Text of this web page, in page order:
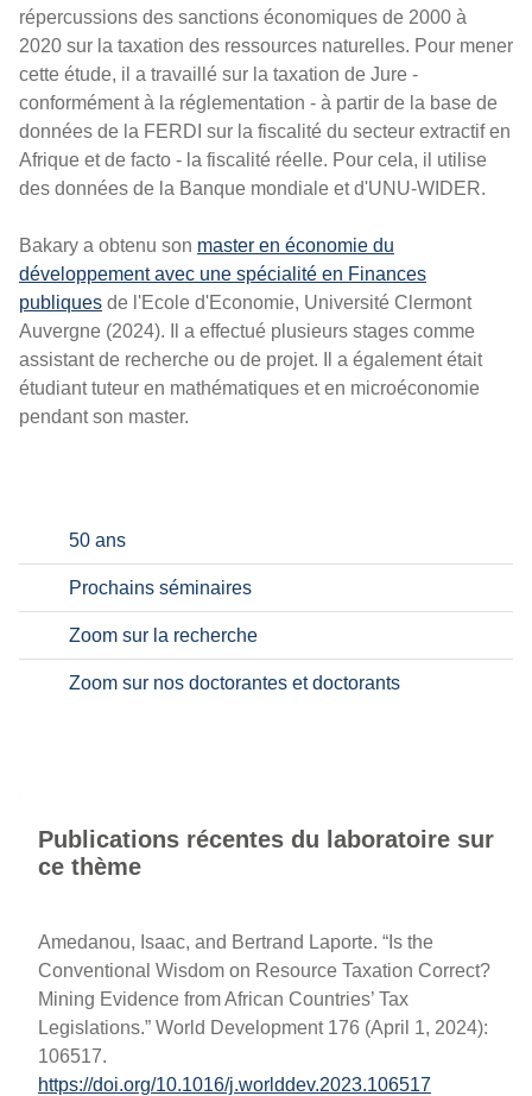
répercussions des sanctions économiques de 2000 à
2020 sur la taxation des ressources naturelles. Pour mener
cette étude, il a travaillé sur la taxation de Jure -
conformément à la réglementation - à partir de la base de
données de la FERDI sur la fiscalité du secteur extractif en
Afrique et de facto - la fiscalité réelle. Pour cela, il utilise
des données de la Banque mondiale et d'UNU-WIDER.
Bakary a obtenu son master en économie du
développement avec une spécialité en Finances
publiques de l'Ecole d'Economie, Université Clermont
Auvergne (2024). Il a effectué plusieurs stages comme
assistant de recherche ou de projet. Il a également était
étudiant tuteur en mathématiques et en microéconomie
pendant son master.
50 ans
Prochains séminaires
Zoom sur la recherche
Zoom sur nos doctorantes et doctorants
Publications récentes du laboratoire sur
ce thème
Amedanou, Isaac, and Bertrand Laporte. “Is the
Conventional Wisdom on Resource Taxation Correct?
Mining Evidence from African Countries’ Tax
Legislations.” World Development 176 (April 1, 2024):
106517.
https://doi.org/10.1016/j.worlddev.2023.106517